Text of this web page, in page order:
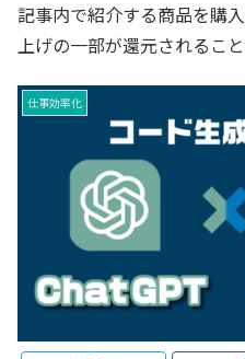
記事内で紹介する商品を購
上げの一部が還元されること
仕事効率化